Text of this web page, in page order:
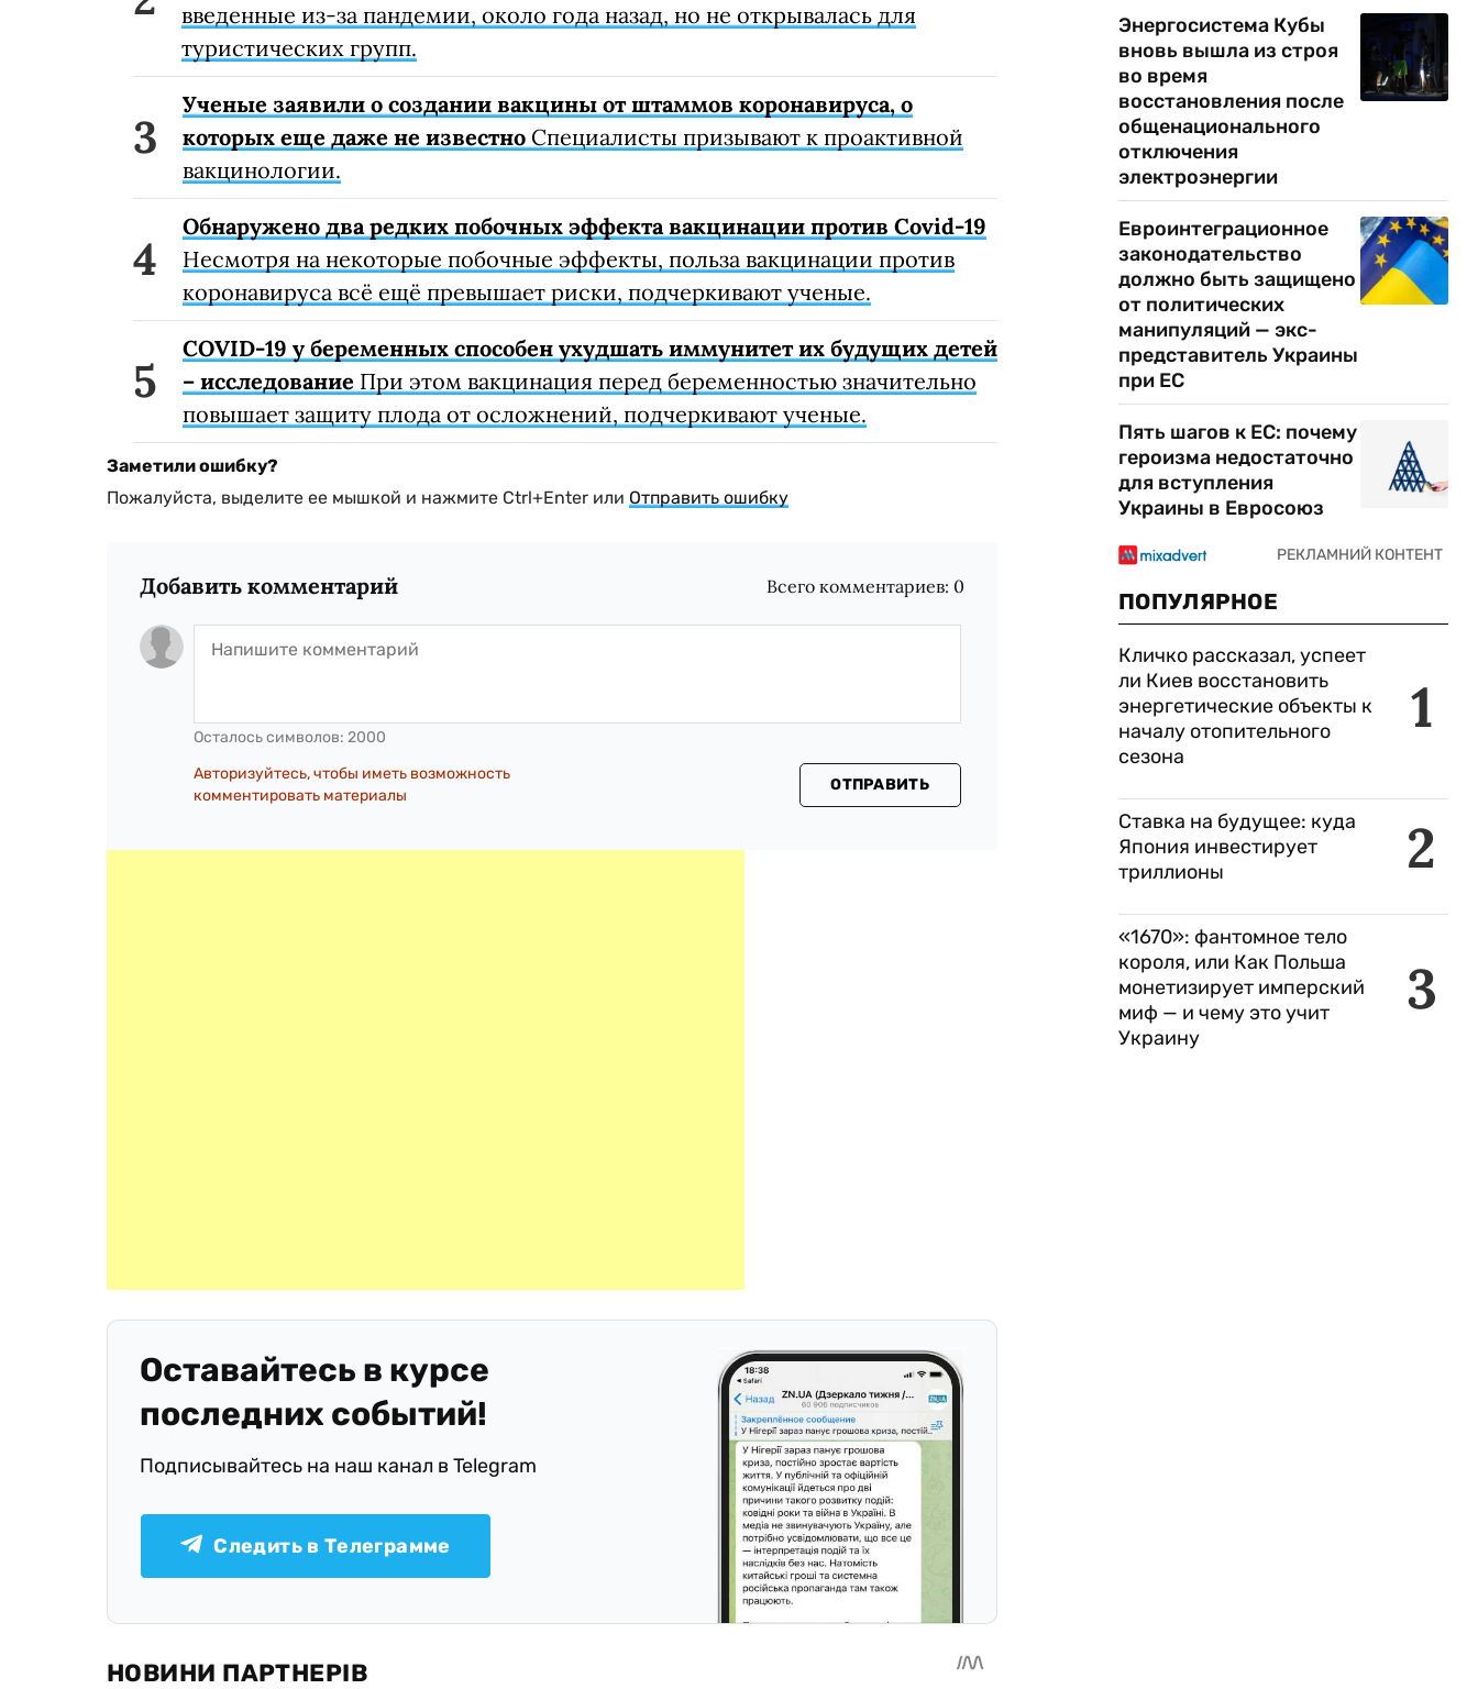
введенные из-за пандемии, около года назад, но не открывалась для
туристических групп.
Ученые заявили о создании вакцины от штаммов коронавируса, о
которых еще даже не известно Специалисты призывают к проактивной
вакцинологии.
Обнаружено два редких побочных эффекта вакцинации против Covid-19
Несмотря на некоторые побочные эффекты, польза вакцинации против
коронавируса всё ещё превышает риски, подчеркивают ученые.
COVID-19 у беременных способен ухудшать иммунитет их будущих детей
– исследование При этом вакцинация перед беременностью значительно
повышает защиту плода от осложнений, подчеркивают ученые.
Заметили ошибку?
Пожалуйста, выделите ее мышкой и нажмите Ctrl+Enter или Отправить ошибку
Добавить комментарий Всего комментариев: 0
Осталось символов: 2000
Авторизуйтесь, чтобы иметь возможность
комментировать материалы
ОТПРАВИТЬ
Оставайтесь в курсе
последних событий!
Подписывайтесь на наш канал в Telegram
Следить в Телеграмме
Энергосистема Кубы
вновь вышла из строя
во время
восстановления после
общенационального
отключения
электроэнергии
Евроинтеграционное
законодательство
должно быть защищено
от политических
манипуляций — экс-
представитель Украины
при ЕС
Пять шагов к ЕС: почему
героизма недостаточно
для вступления
Украины в Евросоюз
ПОПУЛЯРНОЕ
1
Кличко рассказал, успеет
ли Киев восстановить
энергетические объекты к
началу отопительного
сезона
2
Ставка на будущее: куда
Япония инвестирует
триллионы
3
«1670»: фантомное тело
короля, или Как Польша
монетизирует имперский
миф — и чему это учит
Украину